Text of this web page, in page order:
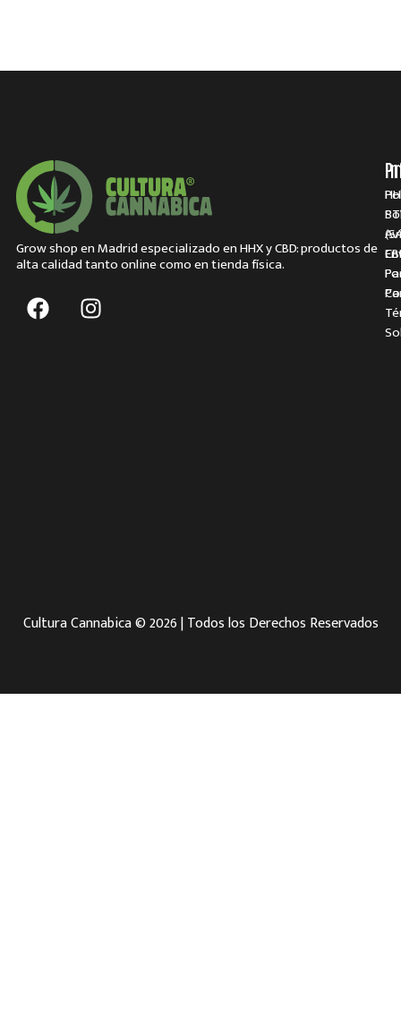
Grow shop en Madrid especializado en HHX y CBD: productos de
alta calidad tanto online como en tienda física.
Cultura Cannabica © 2026 | Todos los Derechos Reservados